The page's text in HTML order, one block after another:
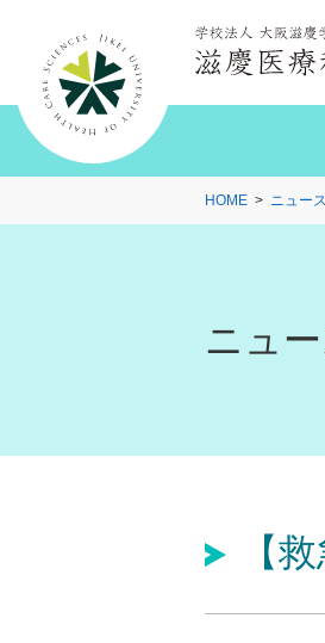
HOME ニュー
ニュ
【